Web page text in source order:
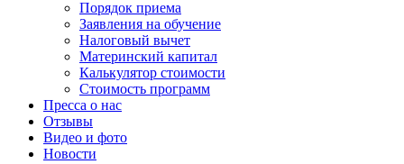
Порядок приема
Заявления на обучение
Налоговый вычет
Материнский капитал
Калькулятор стоимости
Стоимость программ
Пресса о нас
Отзывы
Видео и фото
Новости